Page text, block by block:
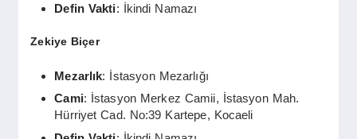
Defin Vakti: İkindi Namazı
Zekiye Biçer
Mezarlık: İstasyon Mezarlığı
Cami: İstasyon Merkez Camii, İstasyon Mah.
Hürriyet Cad. No:39 Kartepe, Kocaeli